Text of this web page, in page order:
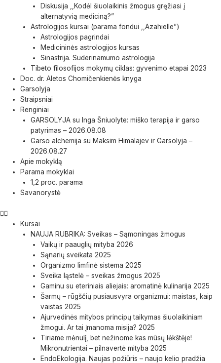
Diskusija ,,Kodėl šiuolaikinis žmogus gręžiasi į
alternatyvią mediciną?”
Astrologijos kursai (parama fondui ,,Azahielle”)
Astrologijos pagrindai
Medicininės astrologijos kursas
Sinastrija. Suderinamumo astrologija
Tibeto filosofijos mokymų ciklas: gyvenimo etapai 2023
Doc. dr. Aletos Chomičenkienės knyga
Garsolyja
Straipsniai
Renginiai
GARSOLYJA su Inga Šniuolyte: miško terapija ir garso
patyrimas – 2026.08.08
Garso alchemija su Maksim Himalajev ir Garsolyja –
2026.08.27
Apie mokyklą
Parama mokyklai
1,2 proc. parama
Savanorystė
Kursai
NAUJA RUBRIKA: Sveikas – Sąmoningas žmogus
Vaikų ir paauglių mityba 2026
Sąnarių sveikata 2025
Organizmo limfinė sistema 2025
Sveika ląstelė – sveikas žmogus 2025
Gaminu su eteriniais aliejais: aromatinė kulinarija 2025
Šarmų – rūgščių pusiausvyra organizmui: maistas, kaip
vaistas 2025
Ajurvedinės mitybos principų taikymas šiuolaikiniam
žmogui. Ar tai įmanoma misija? 2025
Tiriame mėnulį, bet nežinome kas mūsų lėkštėje!
Mikronutrientai – pilnavertė mityba 2025
EndoEkologija. Naujas požiūris – naujo kelio pradžia